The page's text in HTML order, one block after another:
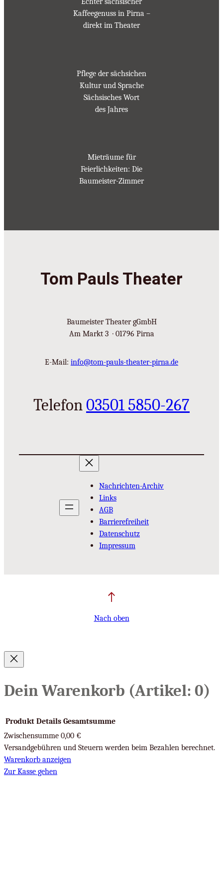
Kaffeegenuss in Pirna –
direkt im Theater
Pflege der sächsichen
Kultur und Sprache
Sächsisches Wort
des Jahres
Mieträume für
Feierlichkeiten: Die
Baumeister-Zimmer
Tom Pauls Theater
Baumeister Theater gGmbH
Am Markt 3 · 01796 Pirna
E-Mail: info@tom-pauls-theater-pirna.de
Telefon03501 5850-267
Nachrichten-Archiv
Links
AGB
Barrierefreiheit
Datenschutz
Impressum
Nach oben
Dein Warenkorb (Artikel: 0)
Produkte
im
Produkt Details Gesamtsumme
Zwischensumme 0,00 €
Versandgebühren und Steuern werden beim Bezahlen berechnet.
Warenkorb anzeigen
Zur Kasse gehen